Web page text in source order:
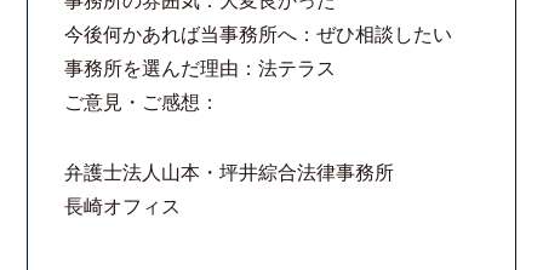
お電話はこちらから
今後何かあれば当事務所へ：ぜひ相談したい
事務所を選んだ理由：法テラス
ご意見・ご感想：
弁護士法人山本・坪井綜合法律事務所
長崎オフィス